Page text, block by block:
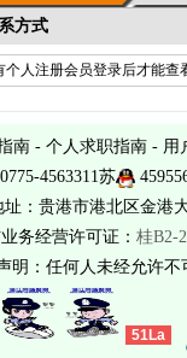
方式
个人注册会员登录后才能查
南 - 个人求职指南 - 用
4563311苏
址：贵港市港北区金港
务经营许可证： 桂B2-
明：任何人未经允许
51La